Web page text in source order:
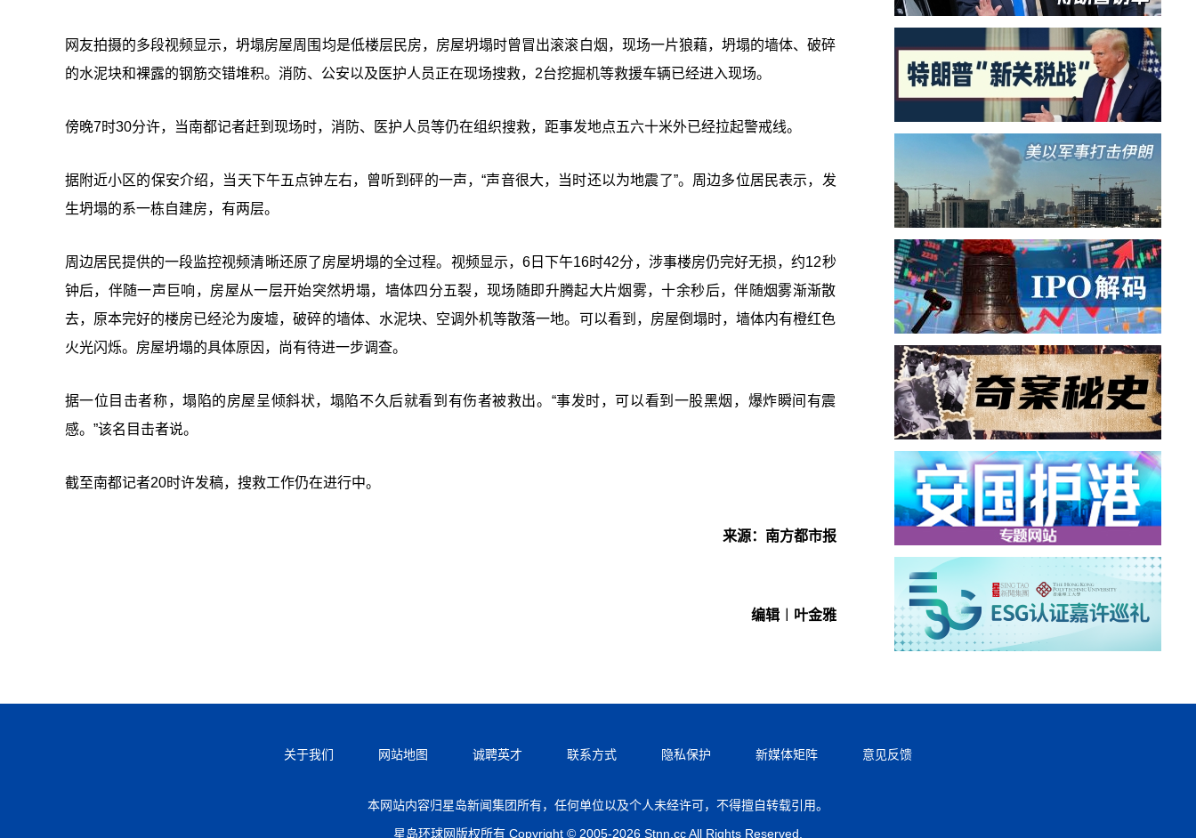
网友拍摄的多段视频显示，坍塌房屋周围均是低楼层民房，房屋坍塌时曾冒出滚滚白烟，现场一片狼藉，坍塌的墙体、破碎
的水泥块和裸露的钢筋交错堆积。消防、公安以及医护人员正在现场搜救，2台挖掘机等救援车辆已经进入现场。
傍晚7时30分许，当南都记者赶到现场时，消防、医护人员等仍在组织搜救，距事发地点五六十米外已经拉起警戒线。
据附近小区的保安介绍，当天下午五点钟左右，曾听到砰的一声，“声音很大，当时还以为地震了”。周边多位居民表示，发
生坍塌的系一栋自建房，有两层。
周边居民提供的一段监控视频清晰还原了房屋坍塌的全过程。视频显示，6日下午16时42分，涉事楼房仍完好无损，约12秒
钟后，伴随一声巨响，房屋从一层开始突然坍塌，墙体四分五裂，现场随即升腾起大片烟雾，十余秒后，伴随烟雾渐渐散
去，原本完好的楼房已经沦为废墟，破碎的墙体、水泥块、空调外机等散落一地。可以看到，房屋倒塌时，墙体内有橙红色
火光闪烁。房屋坍塌的具体原因，尚有待进一步调查。
据一位目击者称，塌陷的房屋呈倾斜状，塌陷不久后就看到有伤者被救出。“事发时，可以看到一股黑烟，爆炸瞬间有震
感。”该名目击者说。
截至南都记者20时许发稿，搜救工作仍在进行中。
来源：南方都市报
编辑︱叶金雅
关于我们 网站地图 诚聘英才 联系方式 隐私保护 新媒体矩阵 意见反馈
本网站内容归星岛新闻集团所有，任何单位以及个人未经许可，不得擅自转载引用。
星岛环球网版权所有 Copyright © 2005-2026 Stnn.cc All Rights Reserved.